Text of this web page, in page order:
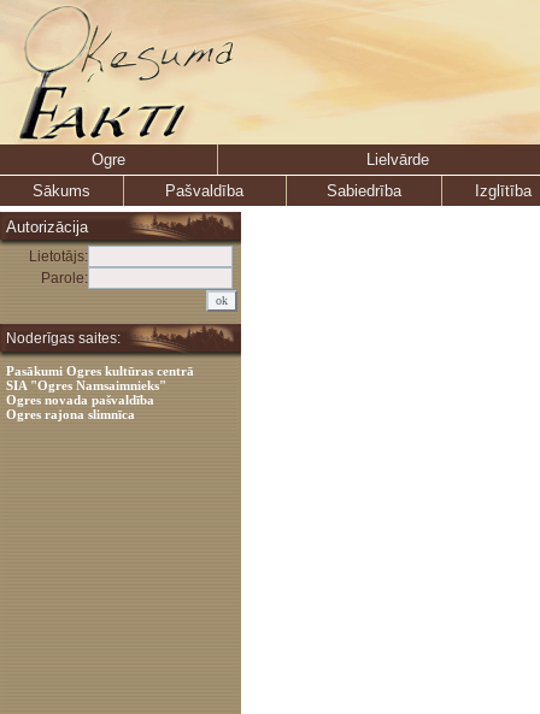
Ogre
Lielvārde
Sākums
Pašvaldība Sabiedrība
Izglītība
Autorizācija
Lietotājs:
Parole:
Noderīgas saites:
Pasākumi Ogres kultūras centrā
SIA "Ogres Namsaimnieks"
Ogres novada pašvaldība
Ogres rajona slimnīca